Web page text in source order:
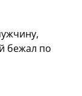
бежал по